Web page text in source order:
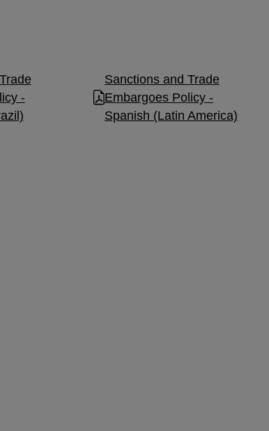
-
Sanctions and Trade
Embargoes Policy -
Spanish (Latin America)